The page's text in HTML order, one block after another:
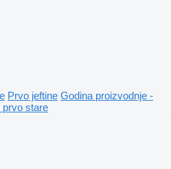
Prvo jeftine Godina proizvodnje -
prvo stare